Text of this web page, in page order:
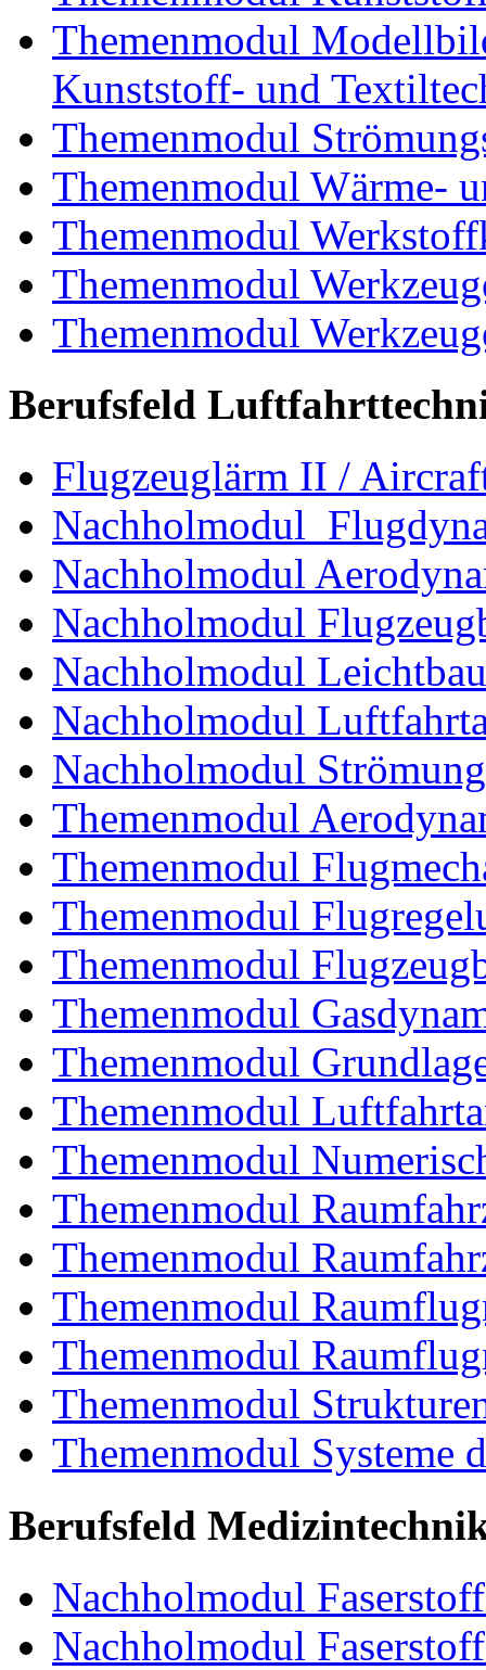
Themenmodul
Kunststoff- und
Themenmodul
Themenmodul Wärme-
Themenmodul
Themenmodul
Themenmodul
Berufsfeld
Flugzeuglärm II /
Nachholmodul
Nachholmodul
Nachholmodul
Nachholmodul Leichtbau
Nachholmodul
Nachholmodul
Themenmodul
Themenmodul
Themenmodul
Themenmodul
Themenmodul
Themenmodul
Themenmodul
Themenmodul
Themenmodul
Themenmodul
Themenmodul
Themenmodul
Themenmodul
Themenmodul Systeme
Berufsfeld
Nachholmodul
Nachholmodul